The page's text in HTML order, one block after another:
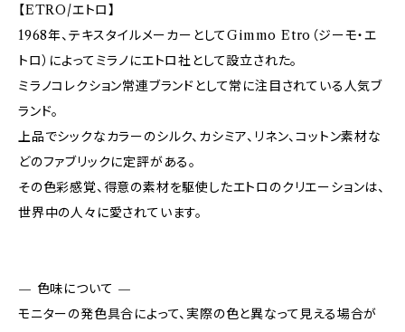
【ETRO/エトロ】
1968年、テキスタイルメーカーとしてGimmo Etro（ジーモ・エ
トロ）によってミラノにエトロ社として設立された。
ミラノコレクション常連ブランドとして常に注目されている人気ブ
ランド。
上品でシックなカラーのシルク、カシミア、リネン、コットン素材な
どのファブリックに定評がある。
その色彩感覚、得意の素材を駆使したエトロのクリエーションは、
世界中の人々に愛されています。
— 色味について —
モニターの発色具合によって、実際の色と異なって見える場合が